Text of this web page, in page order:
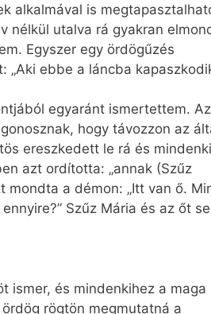
alkalmával is
nélkül utalva rá gyakran
Egyszer egy ördögűzés
„Aki ebbe a láncba
egyaránt ismertettem. Az
hogy távozzon az
ereszkedett le rá és
azt ordította: „annak (Szűz
mondta a démon: „Itt van ő.
Szűz Mária és az őt
ismer, és mindenkihez a maga
rögtön megmutatná a